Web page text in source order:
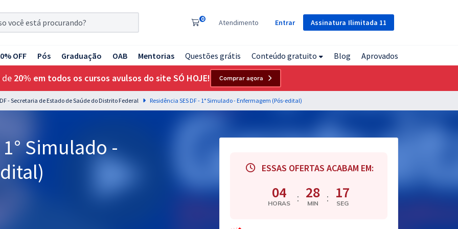
Assinatura Ilimitada 11
0 Atendimento Entrar
OFF Pós Graduação OAB Mentorias Questões grátis Conteúdo gratuito Blog Aprovados
de 20% em todos os cursos avulsos do site SÓ HOJE! Comprar agora
- Secretaria de Estado de Saúde do Distrito Federal Residência SES DF - 1° Simulado - Enfermagem (Pós-edital)
Simulado -
ESSAS OFERTAS ACABAM EM:
04
HORAS : 28
MIN : 16
SEG